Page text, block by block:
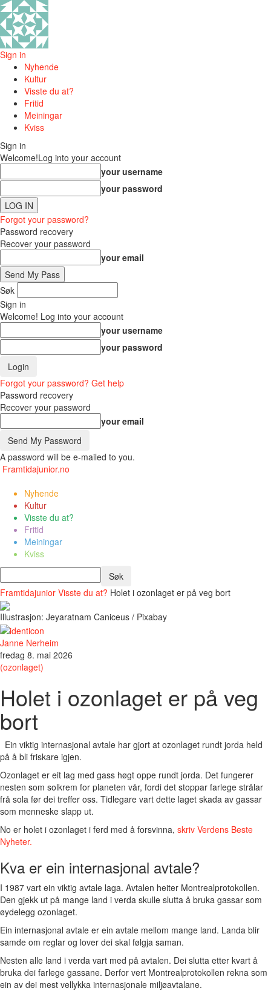
Sign in
Nyhende
Kultur
Visste du at?
Fritid
Meiningar
Kviss
Sign in
Welcome!Log into your account
your username
your password
Forgot your password?
Password recovery
Recover your password
your email
Søk
Sign in
Welcome! Log into your account
your username
your password
Forgot your password? Get help
Password recovery
Recover your password
your email
A password will be e-mailed to you.
Framtidajunior.no
Nyhende
Kultur
Visste du at?
Fritid
Meiningar
Kviss
Framtidajunior Visste du at? Holet i ozonlaget er på veg bort
Illustrasjon: Jeyaratnam Caniceus / Pixabay
Janne Nerheim
fredag 8. mai 2026
(ozonlaget)
Holet i ozonlaget er på veg
bort
Ein viktig internasjonal avtale har gjort at ozonlaget rundt jorda held
på å bli friskare igjen.
Ozonlaget er eit lag med gass høgt oppe rundt jorda. Det fungerer
nesten som solkrem for planeten vår, fordi det stoppar farlege strålar
frå sola før dei treffer oss. Tidlegare vart dette laget skada av gassar
som menneske slapp ut.
No er holet i ozonlaget i ferd med å forsvinna, skriv Verdens Beste
Nyheter.
Kva er ein internasjonal avtale?
I 1987 vart ein viktig avtale laga. Avtalen heiter Montrealprotokollen.
Den gjekk ut på mange land i verda skulle slutta å bruka gassar som
øydelegg ozonlaget.
Ein internasjonal avtale er ein avtale mellom mange land. Landa blir
samde om reglar og lover dei skal følgja saman.
Nesten alle land i verda vart med på avtalen. Dei slutta etter kvart å
bruka dei farlege gassane. Derfor vert Montrealprotokollen rekna som
ein av dei mest vellykka internasjonale miljøavtalane.